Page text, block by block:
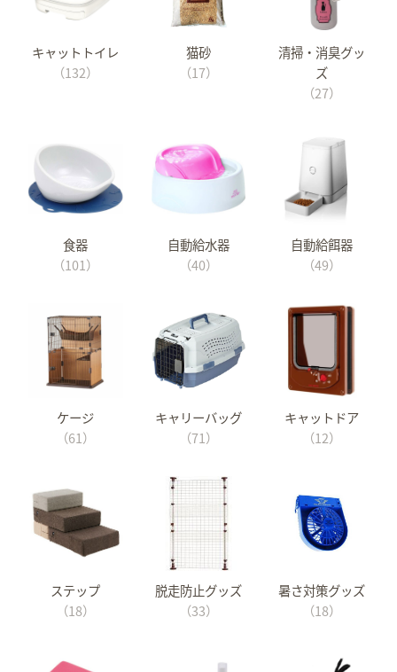
キャットトイレ
（132）
猫砂
（17）
清掃・消臭グッ
ズ
（27）
食器
（101）
自動給水器
（40）
自動給餌器
（49）
ケージ
（61）
キャリーバッグ
（71）
キャットドア
（12）
ステップ
（18）
脱走防止グッズ
（33）
暑さ対策グッズ
（18）